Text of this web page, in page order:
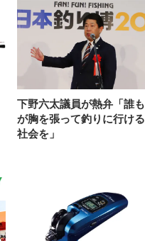
下野六太議員が熱弁「誰も
が胸を張って釣りに行ける
社会を」